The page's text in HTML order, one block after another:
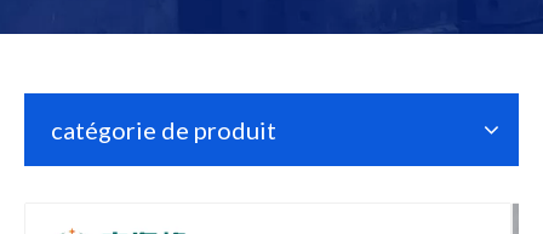
catégorie de produit